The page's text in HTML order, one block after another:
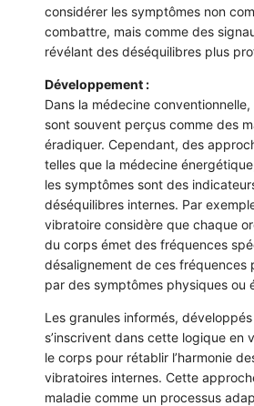
considérer les symptômes non
combattre, mais comme des
révélant des déséquilibres plus
Développement :
Dans la médecine
sont souvent perçus comme des
éradiquer. Cependant, des
telles que la médecine
les symptômes sont des
déséquilibres internes. Par
vibratoire considère que chaque
du corps émet des fréquences
désalignement de ces fréquences
par des symptômes physiques ou
Les granules informés,
s’inscrivent dans cette logique en
le corps pour rétablir l’harmonie
vibratoires internes. Cette
maladie comme un processus